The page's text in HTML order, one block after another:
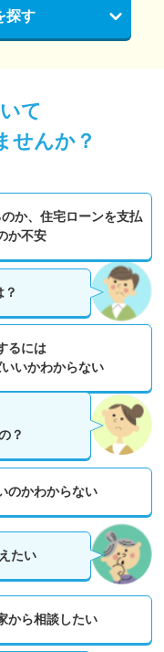
探す
て
せんか？
か、 住宅ローンを支払
か不安
るには
いかわからない
？
のかわからない
たい
から相談したい